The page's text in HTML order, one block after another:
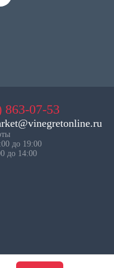
863-07-53
до 19:00
до 14:00